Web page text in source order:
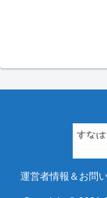
運営者情報＆お問